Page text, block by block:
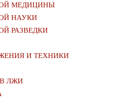
МЕДИЦИНЫ
НАУКИ
РАЗВЕДКИ
И ТЕХНИКИ
ЛЖИ